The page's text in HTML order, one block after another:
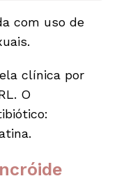
com uso de
clínica por
O